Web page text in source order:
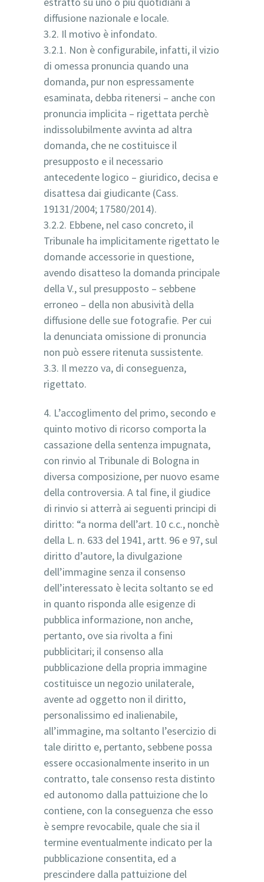
diffusione nazionale e locale.
3.2. Il motivo è infondato.
3.2.1. Non è configurabile, infatti, il vizio
di omessa pronuncia quando una
domanda, pur non espressamente
esaminata, debba ritenersi – anche con
pronuncia implicita – rigettata perchè
indissolubilmente avvinta ad altra
domanda, che ne costituisce il
presupposto e il necessario
antecedente logico – giuridico, decisa e
disattesa dai giudicante (Cass.
19131/2004; 17580/2014).
3.2.2. Ebbene, nel caso concreto, il
Tribunale ha implicitamente rigettato le
domande accessorie in questione,
avendo disatteso la domanda principale
della V., sul presupposto – sebbene
erroneo – della non abusività della
diffusione delle sue fotografie. Per cui
la denunciata omissione di pronuncia
non può essere ritenuta sussistente.
3.3. Il mezzo va, di conseguenza,
rigettato.
4. L’accoglimento del primo, secondo e
quinto motivo di ricorso comporta la
cassazione della sentenza impugnata,
con rinvio al Tribunale di Bologna in
diversa composizione, per nuovo esame
della controversia. A tal fine, il giudice
di rinvio si atterrà ai seguenti principi di
diritto: “a norma dell’art. 10 c.c., nonchè
della L. n. 633 del 1941, artt. 96 e 97, sul
diritto d’autore, la divulgazione
dell’immagine senza il consenso
dell’interessato è lecita soltanto se ed
in quanto risponda alle esigenze di
pubblica informazione, non anche,
pertanto, ove sia rivolta a fini
pubblicitari; il consenso alla
pubblicazione della propria immagine
costituisce un negozio unilaterale,
avente ad oggetto non il diritto,
personalissimo ed inalienabile,
all’immagine, ma soltanto l’esercizio di
tale diritto e, pertanto, sebbene possa
essere occasionalmente inserito in un
contratto, tale consenso resta distinto
ed autonomo dalla pattuizione che lo
contiene, con la conseguenza che esso
è sempre revocabile, quale che sia il
termine eventualmente indicato per la
pubblicazione consentita, ed a
prescindere dalla pattuizione del